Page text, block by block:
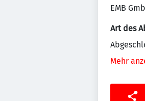
EMB
Art des
Mehr